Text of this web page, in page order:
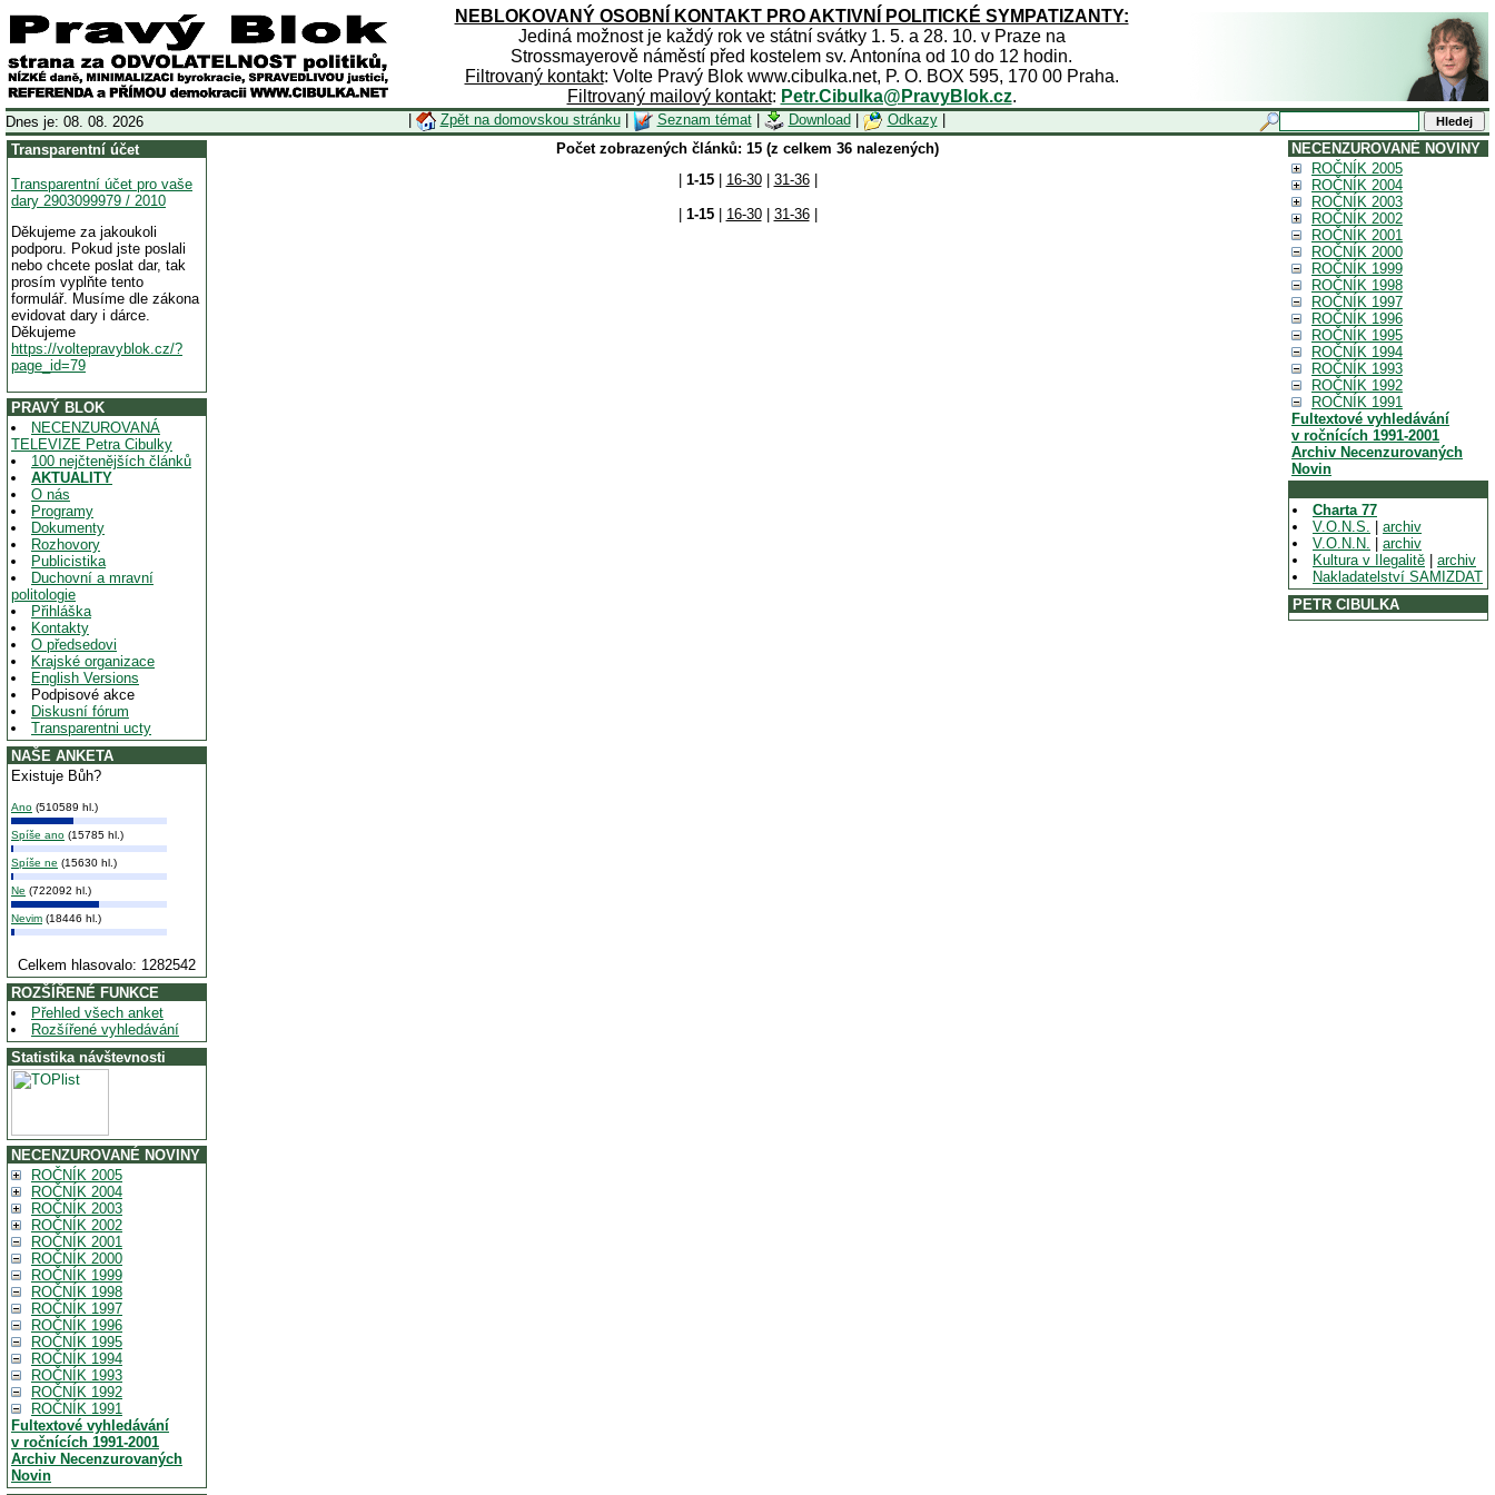
NEBLOKOVANÝ OSOBNÍ KONTAKT PRO AKTIVNÍ POLITICKÉ SYMPATIZANTY:
Jediná možnost je každý rok ve státní svátky 1. 5. a 28. 10. v Praze na
Strossmayerově náměstí před kostelem sv. Antonína od 10 do 12 hodin.
Filtrovaný kontakt: Volte Pravý Blok www.cibulka.net, P. O. BOX 595, 170 00 Praha.
Filtrovaný mailový kontakt: Petr.Cibulka@PravyBlok.cz.
Dnes je: 08. 08. 2026 Zpět na domovskou stránku| Seznam témat| Download Odkazy|
Transparentní účet
Transparentní účet pro vaše
dary 2903099979 / 2010
Děkujeme za jakoukoli
podporu. Pokud jste poslali
nebo chcete poslat dar, tak
prosím vyplňte tento
formulář. Musíme dle zákona
evidovat dary i dárce.
Děkujeme
https://voltepravyblok.cz/?
page_id=79
PRAVÝ BLOK
NECENZUROVANÁ
TELEVIZE Petra Cibulky
100 nejčtenějších článků
AKTUALITY
O nás
Programy
Dokumenty
Rozhovory
Publicistika
Duchovní a mravní
politologie
Přihláška
Kontakty
O předsedovi
Krajské organizace
English Versions
Podpisové akce
Diskusní fórum
Transparentni ucty
NAŠE ANKETA
Existuje Bůh?
Ano (510589 hl.)
Spíše ano (15785 hl.)
Spíše ne (15630 hl.)
Ne (722092 hl.)
Nevim (18446 hl.)
Celkem hlasovalo: 1282542
ROZŠÍŘENÉ FUNKCE
Přehled všech anket
Rozšířené vyhledávání
Statistika návštevnosti
NECENZUROVANÉ NOVINY
ROČNÍK 2005
ROČNÍK 2004
ROČNÍK 2003
ROČNÍK 2002
ROČNÍK 2001
ROČNÍK 2000
ROČNÍK 1999
ROČNÍK 1998
ROČNÍK 1997
ROČNÍK 1996
ROČNÍK 1995
ROČNÍK 1994
ROČNÍK 1993
ROČNÍK 1992
ROČNÍK 1991
Fultextové vyhledávání
v ročnících 1991-2001
Archiv Necenzurovaných
Novin
Počet zobrazených článků: 15 (z celkem 36 nalezených)
1-15| 16-30| 31-36|
| 1-15| 16-30| 31-36|
NECENZUROVANÉ NOVINY
ROČNÍK 2005
ROČNÍK 2004
ROČNÍK 2003
ROČNÍK 2002
ROČNÍK 2001
ROČNÍK 2000
ROČNÍK 1999
ROČNÍK 1998
ROČNÍK 1997
ROČNÍK 1996
ROČNÍK 1995
ROČNÍK 1994
ROČNÍK 1993
ROČNÍK 1992
ROČNÍK 1991
Fultextové vyhledávání
v ročnících 1991-2001
Archiv Necenzurovaných
Novin
Charta 77
V.O.N.S.
archiv
V.O.N.N.
archiv
Kultura v Ilegalitě
archiv
Nakladatelství SAMIZDAT
PETR CIBULKA